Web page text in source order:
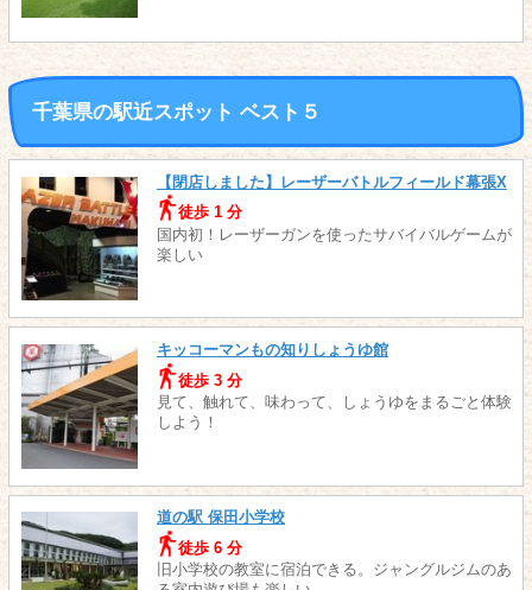
千葉県の駅近スポット ベスト５
【閉店しました】レーザーバトルフィールド幕張X
徒歩 1 分
国内初！レーザーガンを使ったサバイバルゲームが
楽しい
キッコーマンもの知りしょうゆ館
徒歩 3 分
見て、触れて、味わって、しょうゆをまるごと体験
しよう！
道の駅 保田小学校
徒歩 6 分
旧小学校の教室に宿泊できる。ジャングルジムのあ